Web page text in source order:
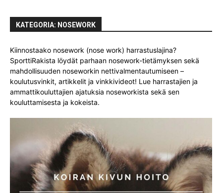
KATEGORIA: NOSEWORK
Kiinnostaako nosework (nose work) harrastuslajina?
SporttiRakista löydät parhaan nosework-tietämyksen sekä
mahdollisuuden noseworkin nettivalmentautumiseen –
koulutusvinkit, artikkelit ja vinkkivideot! Lue harrastajien ja
ammattikouluttajien ajatuksia noseworkista sekä sen
kouluttamisesta ja kokeista.